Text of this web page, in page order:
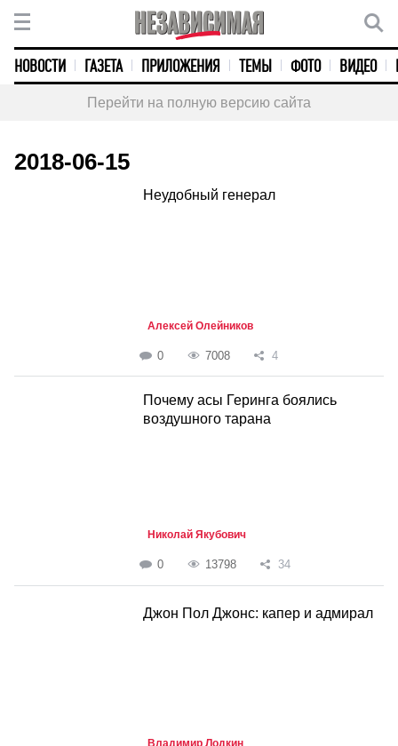
НОВОСТИ ГАЗЕТА ПРИЛОЖЕНИЯ ТЕМЫ ФОТО ВИДЕО
Перейти на полную версию сайта
2018-06-15
Неудобный генерал
Алексей Олейников
0 7008 4
Почему асы Геринга боялись
воздушного тарана
Николай Якубович
0 13798 34
Джон Пол Джонс: капер и адмирал
Владимир Лодкин